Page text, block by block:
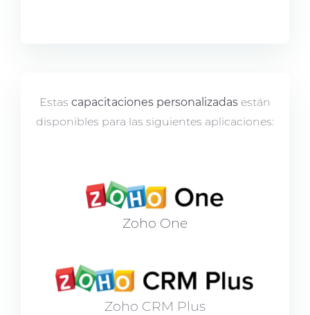
Estas capacitaciones personalizadas están
disponibles para las siguientes aplicaciones:
Zoho One
Zoho CRM Plus